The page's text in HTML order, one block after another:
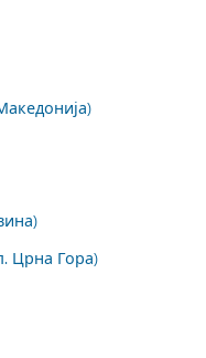
Црна Гора)